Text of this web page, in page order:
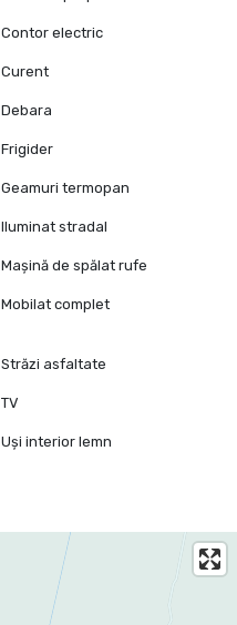
Contor electric
Curent
Debara
Frigider
Geamuri termopan
Iluminat stradal
Mașină de spălat rufe
Mobilat complet
Străzi asfaltate
TV
Uși interior lemn